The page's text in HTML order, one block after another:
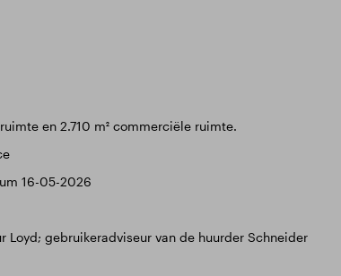
en 2.710 m² commerciële ruimte.
16-05-2026
gebruikeradviseur van de huurder Schneider